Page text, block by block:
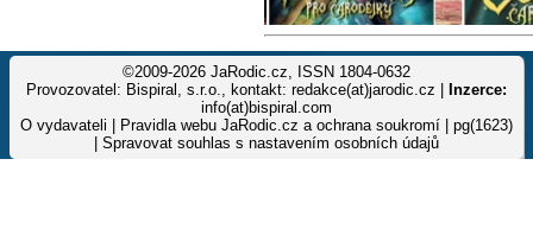
©2009-2026 JaRodic.cz, ISSN 1804-0632
Provozovatel: Bispiral, s.r.o., kontakt: redakce(at)jarodic.cz |
Inzerce:
info(at)bispiral.com
O vydavateli
Pravidla webu JaRodic.cz a ochrana soukromí | pg(1623)
Spravovat souhlas s nastavením osobních údajů